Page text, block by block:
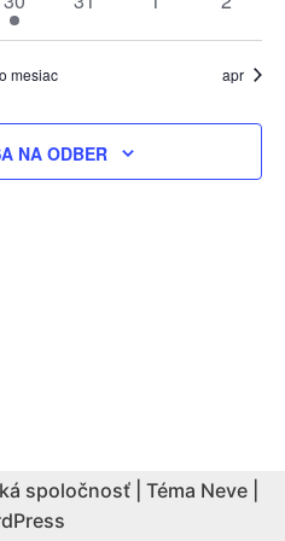
udalosť
mesiac apr
NA ODBER
spoločnosť | Téma Neve